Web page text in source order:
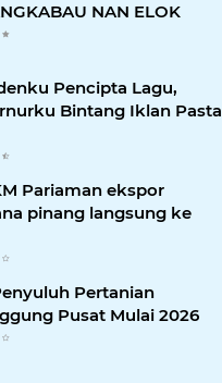
NAN ELOK
Pencipta Lagu,
Bintang Iklan Pasta
Pariaman ekspor
pinang langsung ke
Pertanian
Pusat Mulai 2026